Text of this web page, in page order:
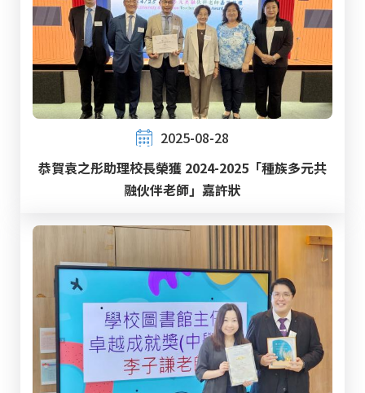
2025-08-28
恭賀袁之彤助理校長榮獲 2024-2025「種族多元共
融伙伴老師」嘉許狀